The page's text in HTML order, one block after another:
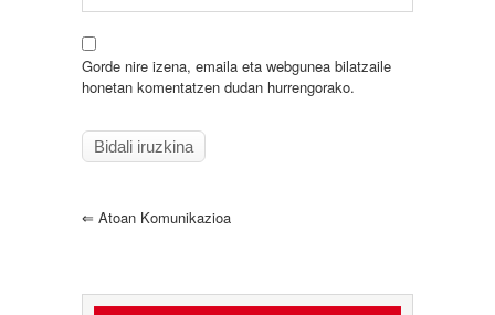
Gorde nire izena, emaila eta webgunea bilatzaile
honetan komentatzen dudan hurrengorako.
⇐ Atoan Komunikazioa